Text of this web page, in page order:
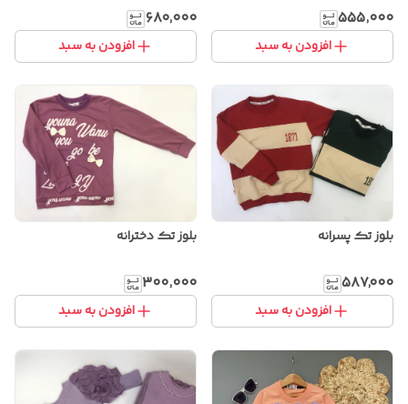
۵۵۵٬۰۰۰
افزودن به سبد
۶۸۰٬۰۰۰
افزودن به سبد
بلوز تک پسرانه
۵۸۷٬۰۰۰
افزودن به سبد
بلوز تک دخترانه
۳۰۰٬۰۰۰
افزودن به سبد